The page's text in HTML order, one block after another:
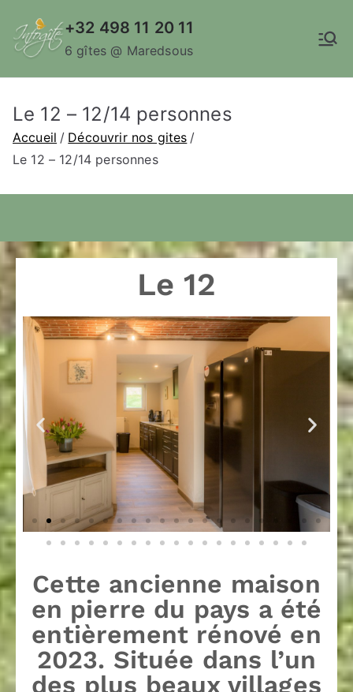
+32 498 11 20 11
6 gîtes @ Maredsous
Le 12 – 12/14 personnes
Accueil
Découvrir nos gites
Le 12 – 12/14 personnes
Le 12
Cette ancienne maison
en pierre du pays a été
entièrement rénové en
2023. Située dans l’un
des plus beaux villages